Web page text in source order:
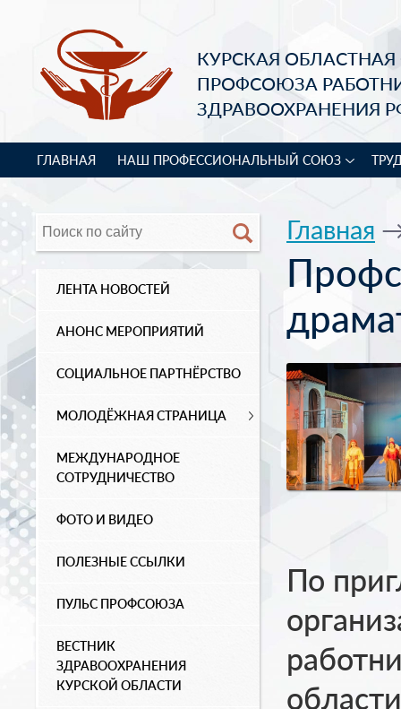
КУРСКАЯ
ПРОФСОЮЗА
ЗДРАВООХРАНЕНИЯ
ГЛАВНАЯ НАШ ПРОФЕССИОНАЛЬНЫЙ СОЮЗ
ЛЕНТА НОВОСТЕЙ
АНОНС МЕРОПРИЯТИЙ
СОЦИАЛЬНОЕ ПАРТНЁРСТВО
МОЛОДЁЖНАЯ СТРАНИЦА
МЕЖДУНАРОДНОЕ
СОТРУДНИЧЕСТВО
ФОТО И ВИДЕО
ПОЛЕЗНЫЕ ССЫЛКИ
ПУЛЬС ПРОФСОЮЗА
ВЕСТНИК
ЗДРАВООХРАНЕНИЯ
КУРСКОЙ ОБЛАСТИ
Главная
По